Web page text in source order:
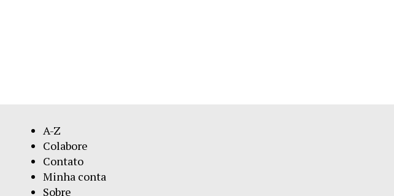
A-Z
Colabore
Contato
Minha conta
Sobre